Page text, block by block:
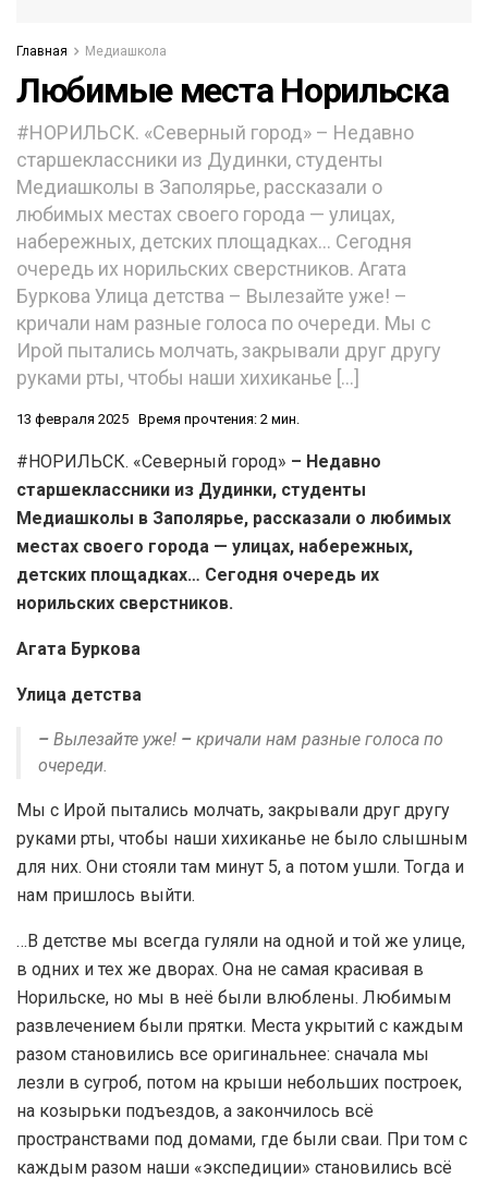
Главная Медиашкола
Любимые места Норильска
#НОРИЛЬСК. «Северный город» – Недавно
старшеклассники из Дудинки, студенты
Медиашколы в Заполярье, рассказали о
любимых местах своего города — улицах,
набережных, детских площадках… Сегодня
очередь их норильских сверстников. Агата
Буркова Улица детства – Вылезайте уже! –
кричали нам разные голоса по очереди. Мы с
Ирой пытались молчать, закрывали друг другу
руками рты, чтобы наши хихиканье […]
13 февраля 2025 Время прочтения: 2 мин.
#НОРИЛЬСК. «Северный город» – Недавно
старшеклассники из Дудинки, студенты
Медиашколы в Заполярье, рассказали о любимых
местах своего города — улицах, набережных,
детских площадках… Сегодня очередь их
норильских сверстников.
Агата Буркова
Улица детства
– Вылезайте уже! – кричали нам разные голоса по
очереди.
Мы с Ирой пытались молчать, закрывали друг другу
руками рты, чтобы наши хихиканье не было слышным
для них. Они стояли там минут 5, а потом ушли. Тогда и
нам пришлось выйти.
…В детстве мы всегда гуляли на одной и той же улице,
в одних и тех же дворах. Она не самая красивая в
Норильске, но мы в неё были влюблены. Любимым
развлечением были прятки. Места укрытий с каждым
разом становились все оригинальнее: сначала мы
лезли в сугроб, потом на крыши небольших построек,
на козырьки подъездов, а закончилось всё
пространствами под домами, где были сваи. При том с
каждым разом наши «экспедиции» становились всё